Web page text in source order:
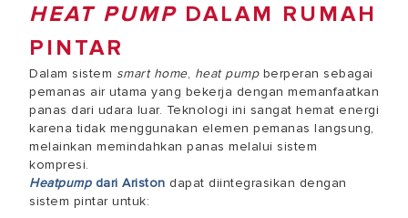
HEAT PUMP DALAM RUMAH
PINTAR
Dalam sistem smart home, heat pumpberperan sebagai
pemanas air utama yang bekerja dengan memanfaatkan
panas dari udara luar. Teknologi ini sangat hemat energi
karena tidak menggunakan elemen pemanas langsung,
melainkan memindahkan panas melalui sistem
kompresi.
Heatpumpdari Ariston dapat diintegrasikan dengan
sistem pintar untuk: